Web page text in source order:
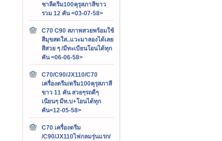
ชาลีดรีม100คุรุสภาสีขาว
รวม 12 คัน <03-07-58>
C70 C90 สภาพสวยพร้อมใช้
สีมุขสดใส..แวะมาลองได้เลย
สีสวย ๆ /มีทะเบียนโอนได้ทุก
คัน <06-06-58>
C70/C90/JX110/C70
เครื่องดรีม/ดรีม100คุรุสภาสี
ขาว 11 คัน สวยๆรถดีๆ
เนียนๆ มีท.บ+โอนได้ทุก
คัน<12-05-58>
C70 เครื่องดรีม
/C90/JX110ไฟกลมรุ่นแรก/